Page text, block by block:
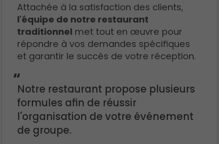
Attachée à la satisfaction des clients,
l'équipe de notre restaurant
traditionnel met tout en œuvre pour
répondre à vos demandes spécifiques
et garantir le succès de votre réception.
Notre restaurant propose plusieurs
formules afin de réussir
l'organisation de votre événement
de groupe.